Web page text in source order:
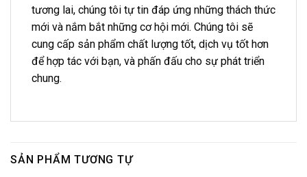
tương lai, chúng tôi tự tin đáp ứng những thách thức
mới và nắm bắt những cơ hội mới. Chúng tôi sẽ
cung cấp sản phẩm chất lượng tốt, dịch vụ tốt hơn
để hợp tác với bạn, và phấn đấu cho sự phát triển
chung.
SẢN PHẨM TƯƠNG TỰ